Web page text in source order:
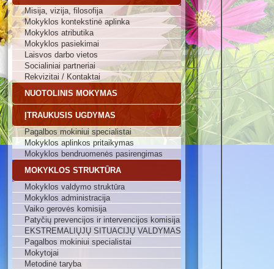
Misija, vizija, filosofija
Mokyklos kontekstinė aplinka
Mokyklos atributika
Mokyklos pasiekimai
Laisvos darbo vietos
Socialiniai partneriai
Rekvizitai / Kontaktai
NUOTOLINIS MOKYMAS
ĮTRAUKUSIS UGDYMAS
Pagalbos mokiniui specialistai
Mokyklos aplinkos pritaikymas
Mokyklos bendruomenės pasirengimas
MOKYKLOS STRUKTŪRA
Mokyklos valdymo struktūra
Mokyklos administracija
Vaiko gerovės komisija
Patyčių prevencijos ir intervencijos komisija
EKSTREMALIŲJŲ SITUACIJŲ VALDYMAS
Pagalbos mokiniui specialistai
Mokytojai
Metodinė taryba